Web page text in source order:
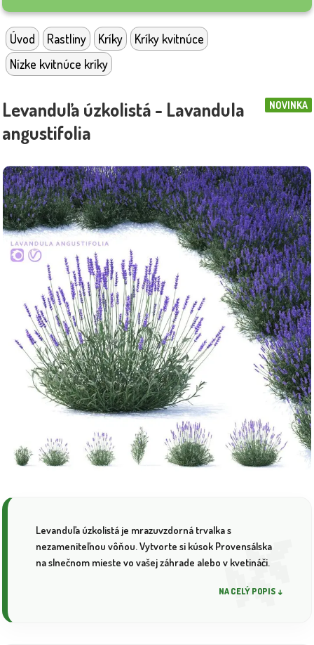
Úvod Rastliny Kríky
Kríky kvitnúce
Nízke kvitnúce kríky
NOVINKA
Levanduľa úzkolistá - Lavandula
angustifolia
Levanduľa úzkolistá je mrazuvzdorná trvalka s
nezameniteľnou vôňou. Vytvorte si kúsok Provensálska
na slnečnom mieste vo vašej záhrade alebo v kvetináči.
NA CELÝ POPIS ↓